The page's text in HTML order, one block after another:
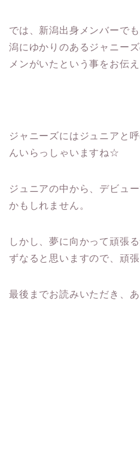
では、新潟出身メンバーで
潟にゆかりのあるジャニー
メンがいたという事をお伝え
ジャニーズにはジュニアと
んいらっしゃいますね☆
ジュニアの中から、デビュ
かもしれません。
しかし、夢に向かって頑張
ずなると思いますので、頑
最後までお読みいただき、